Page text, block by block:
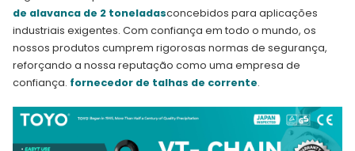
de alavanca de 2 toneladasconcebidos para aplicações
industriais exigentes. Com confiança em todo o mundo, os
nossos produtos cumprem rigorosas normas de segurança,
reforçando a nossa reputação como uma empresa de
confiança. fornecedor de talhas de corrente.